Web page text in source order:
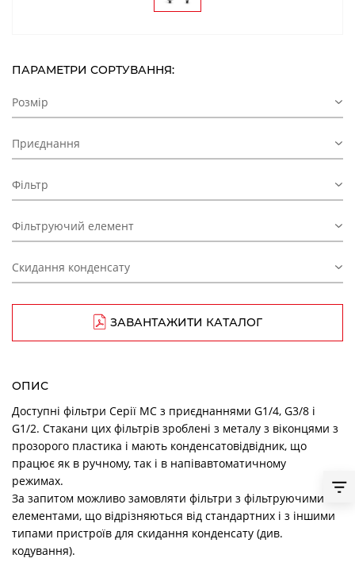
ПАРАМЕТРИ СОРТУВАННЯ:
Розмір
Приєднання
Фільтр
Фільтруючий елемент
Скидання конденсату
ЗАВАНТАЖИТИ КАТАЛОГ
ОПИС
Доступні фільтри Серії MC з приєднаннями G1/4, G3/8 і
G1/2. Стакани цих фільтрів зроблені з металу з віконцями з
прозорого пластика і мають конденсатовідвідник, що
працює як в ручному, так і в напівавтоматичному
режимах.
За запитом можливо замовляти фільтри з фільтруючими
елементами, що відрізняються від стандартних і з іншими
типами пристроїв для скидання конденсату (див.
кодування).